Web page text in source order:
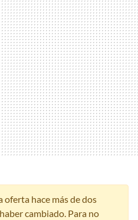
oferta hace más de dos
cambiado. Para no